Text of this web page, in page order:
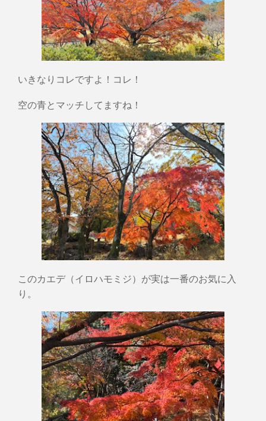
いきなりコレですよ！コレ！
空の青とマッチしてますね！
このカエデ（イロハモミジ）が実は一番のお気に入
り。